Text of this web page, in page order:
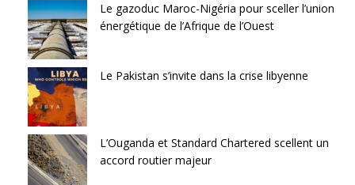
Le gazoduc Maroc-Nigéria pour sceller l’union
énergétique de l’Afrique de l’Ouest
Le Pakistan s’invite dans la crise libyenne
L’Ouganda et Standard Chartered scellent un
accord routier majeur